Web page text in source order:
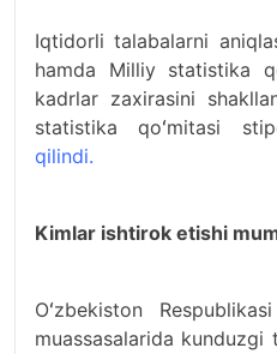
Iqtidorli talabalarni
hamda Milliy statistika
kadrlar zaxirasini
statistika qoʻmitasi
qilindi.
Kimlar ishtirok etishi
Oʻzbekiston
muassasalarida kunduzgi